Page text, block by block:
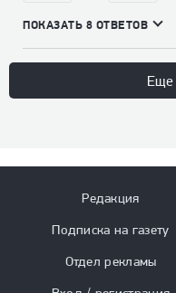
ПОКАЗАТЬ 8 ОТВЕТОВ
Еще
Редакция
Подписка на газету
Отдел рекламы